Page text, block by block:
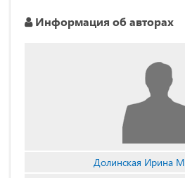
Информация об авторах
Долинская Ирина